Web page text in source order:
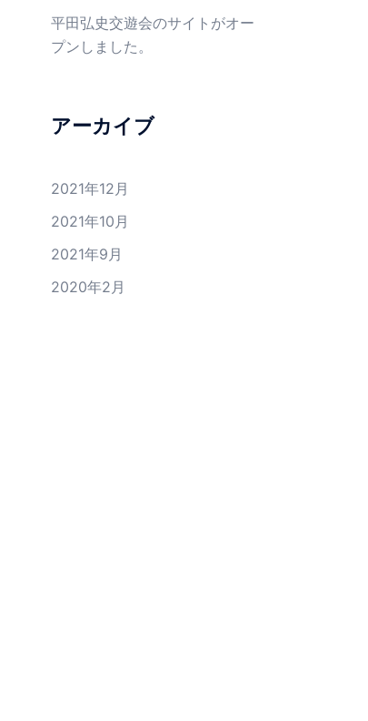
平田弘史交遊会のサイトがオー
プンしました。
アーカイブ
2021年12月
2021年10月
2021年9月
2020年2月